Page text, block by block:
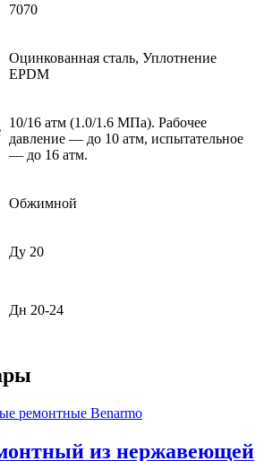
7070
Оцинкованная сталь, Уплотнение
EPDM
10/16 атм (1.0/1.6 МПа). Рабочее
давление — до 10 атм, испытательное
— до 16 атм.
Обжимной
Ду 20
Дн 20-24
ремонтные Benarmo
из нержавеющей